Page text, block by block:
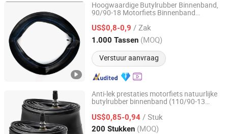
Hoogwaardige Butylrubber Binnenband,
90/90-18 Motorfiets Binnenband
US$0,8-0,9 / Zak
1.000 Tassen (MOQ)
Verstuur aanvraag
Qingdao Xinhaoshun Special Vehicle Co., Ltd
Shandong, China Sinds 2022
Anti-lek prestaties motorfiets natuurlijke
butylrubber binnenband (110/90-13
Coc, Son Cap, SGS
US$0,85-0,94 / Stuk
200 Stukken (MOQ)
Qingdao Hongxite Rubber and Plastic Co., Ltd.
Shandong, China Sinds 2026